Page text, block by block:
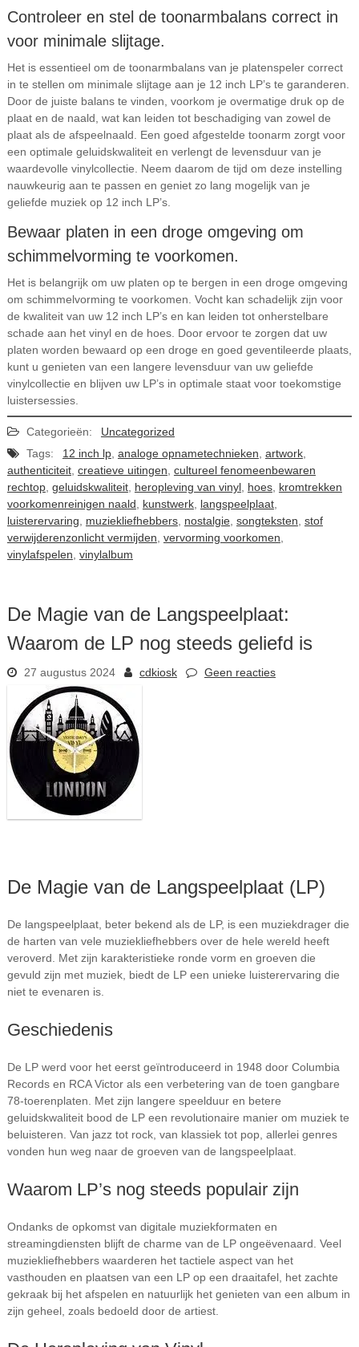
Controleer en stel de toonarmbalans correct in
voor minimale slijtage.
Het is essentieel om de toonarmbalans van je platenspeler correct
in te stellen om minimale slijtage aan je 12 inch LP’s te garanderen.
Door de juiste balans te vinden, voorkom je overmatige druk op de
plaat en de naald, wat kan leiden tot beschadiging van zowel de
plaat als de afspeelnaald. Een goed afgestelde toonarm zorgt voor
een optimale geluidskwaliteit en verlengt de levensduur van je
waardevolle vinylcollectie. Neem daarom de tijd om deze instelling
nauwkeurig aan te passen en geniet zo lang mogelijk van je
geliefde muziek op 12 inch LP’s.
Bewaar platen in een droge omgeving om
schimmelvorming te voorkomen.
Het is belangrijk om uw platen op te bergen in een droge omgeving
om schimmelvorming te voorkomen. Vocht kan schadelijk zijn voor
de kwaliteit van uw 12 inch LP’s en kan leiden tot onherstelbare
schade aan het vinyl en de hoes. Door ervoor te zorgen dat uw
platen worden bewaard op een droge en goed geventileerde plaats,
kunt u genieten van een langere levensduur van uw geliefde
vinylcollectie en blijven uw LP’s in optimale staat voor toekomstige
luistersessies.
Categorieën:
Uncategorized
Tags:
12 inch lp, analoge opnametechnieken artwork,
authenticiteit, creatieve uitingen cultureel fenomeenbewaren
rechtop, geluidskwaliteit, heropleving van vinyl, hoes, kromtrekken
voorkomenreinigen naald
kunstwerk, langspeelplaat,
luisterervaring
muziekliefhebbers, nostalgie, songteksten stof
verwijderenzonlicht vermijden vervorming voorkomen
vinylafspelen vinylalbum
De Magie van de Langspeelplaat:
Waarom de LP nog steeds geliefd is
27 augustus 2024 cdkiosk Geen reacties
De Magie van de Langspeelplaat (LP)
De langspeelplaat, beter bekend als de LP, is een muziekdrager die
de harten van vele muziekliefhebbers over de hele wereld heeft
veroverd. Met zijn karakteristieke ronde vorm en groeven die
gevuld zijn met muziek, biedt de LP een unieke luisterervaring die
niet te evenaren is.
Geschiedenis
De LP werd voor het eerst geïntroduceerd in 1948 door Columbia
Records en RCA Victor als een verbetering van de toen gangbare
78-toerenplaten. Met zijn langere speelduur en betere
geluidskwaliteit bood de LP een revolutionaire manier om muziek te
beluisteren. Van jazz tot rock, van klassiek tot pop, allerlei genres
vonden hun weg naar de groeven van de langspeelplaat.
Waarom LP’s nog steeds populair zijn
Ondanks de opkomst van digitale muziekformaten en
streamingdiensten blijft de charme van de LP ongeëvenaard. Veel
muziekliefhebbers waarderen het tactiele aspect van het
vasthouden en plaatsen van een LP op een draaitafel, het zachte
gekraak bij het afspelen en natuurlijk het genieten van een album in
zijn geheel, zoals bedoeld door de artiest.